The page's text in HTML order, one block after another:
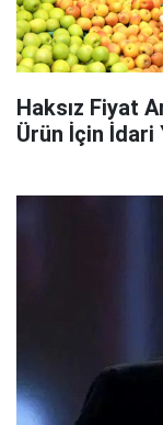
Haksız Fiyat
Ürün İçin İdari